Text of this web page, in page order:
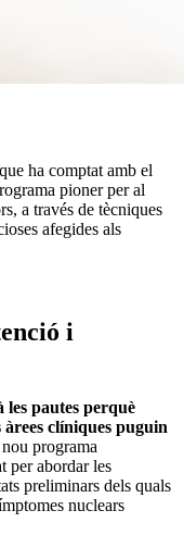
ha comptat amb el
pioner per al
a través de tècniques
afegides als
i
pautes perquè
clíniques puguin
programa
per abordar les
preliminars dels quals
nuclears